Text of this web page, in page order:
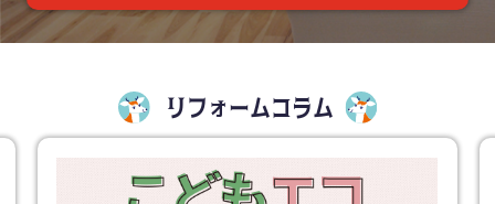
リフォームコラム